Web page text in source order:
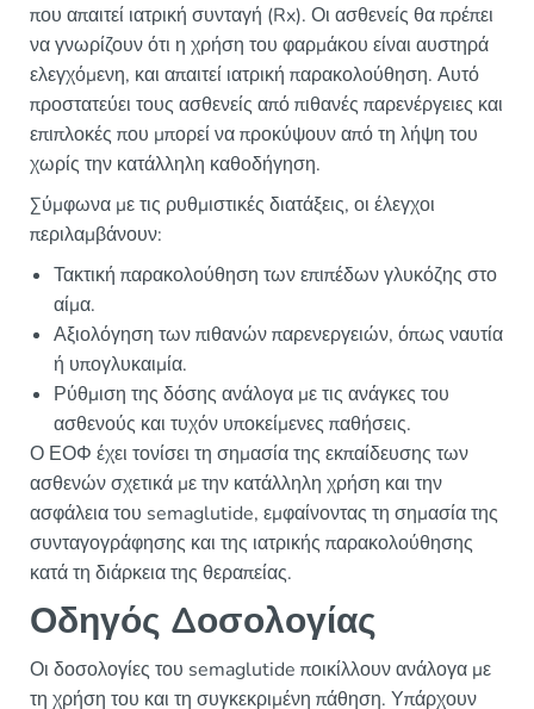
που απαιτεί ιατρική συνταγή (Rx). Οι ασθενείς θα πρέπει
να γνωρίζουν ότι η χρήση του φαρμάκου είναι αυστηρά
ελεγχόμενη, και απαιτεί ιατρική παρακολούθηση. Αυτό
προστατεύει τους ασθενείς από πιθανές παρενέργειες και
επιπλοκές που μπορεί να προκύψουν από τη λήψη του
χωρίς την κατάλληλη καθοδήγηση.
Σύμφωνα με τις ρυθμιστικές διατάξεις, οι έλεγχοι
περιλαμβάνουν:
Τακτική παρακολούθηση των επιπέδων γλυκόζης στο
αίμα.
Αξιολόγηση των πιθανών παρενεργειών, όπως ναυτία
ή υπογλυκαιμία.
Ρύθμιση της δόσης ανάλογα με τις ανάγκες του
ασθενούς και τυχόν υποκείμενες παθήσεις.
Ο ΕΟΦ έχει τονίσει τη σημασία της εκπαίδευσης των
ασθενών σχετικά με την κατάλληλη χρήση και την
ασφάλεια του semaglutide, εμφαίνοντας τη σημασία της
συνταγογράφησης και της ιατρικής παρακολούθησης
κατά τη διάρκεια της θεραπείας.
Οδηγός Δοσολογίας
Οι δοσολογίες του semaglutide ποικίλλουν ανάλογα με
τη χρήση του και τη συγκεκριμένη πάθηση. Υπάρχουν